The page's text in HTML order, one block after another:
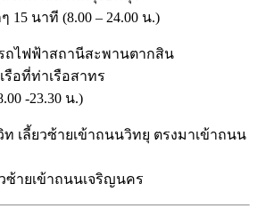
15 นาที (8.00 – 24.00 น.)
รถไฟฟ้าสถานีสะพานตากสิน
รือที่ท่าเรือสาทร
-23.30 น.)
เลี้ยวซ้ายเข้าถนนวิทยุ ตรงมาเข้าถนน
ซ้ายเข้าถนนเจริญนคร